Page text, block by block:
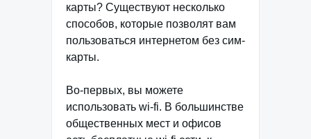
карты? Существуют несколько
способов, которые позволят вам
пользоваться интернетом без сим-
карты.
Во-первых, вы можете
использовать wi-fi. В большинстве
общественных мест и офисов